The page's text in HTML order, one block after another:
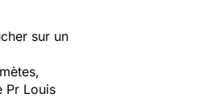
sur un
Pr Louis